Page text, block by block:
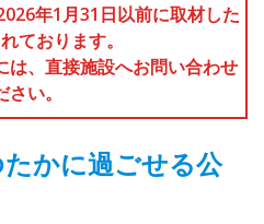
年1月31日以前に取材した
ております。
は、直接施設へお問い合わせ
さい。
かに過ごせる公